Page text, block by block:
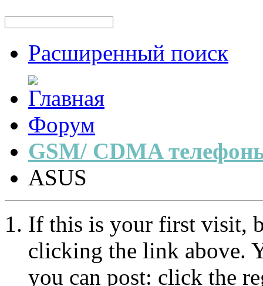
Расширенный поиск
Форум
GSM/ CDMA
ASUS
If this is your first visit,
clicking the link above.
you can post: click the